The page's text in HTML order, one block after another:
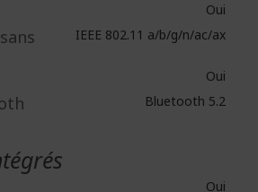
Oui
IEEE 802.11 a/b/g/n/ac/ax
Oui
Bluetooth 5.2
Oui